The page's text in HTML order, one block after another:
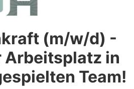
(m/w/d) -
Arbeitsplatz in
Team!